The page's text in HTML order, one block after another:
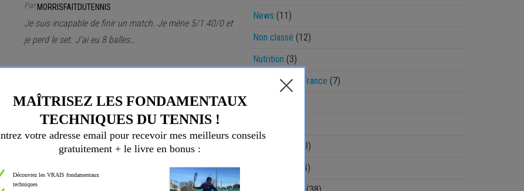
ParMORRISFAITDUTENNIS
Je suis incapable de finir un match. Je mène 5/1 40/0 et
je perd le set. J’ai eu 8 balles…
Comment progresser
techniquement ? (VIDÉO)
MORRISFAITDUTENNIS
progresser techniquement ? Je vous apporte 2 clefs dans
News (11)
Non classé (12)
Nutrition (3)
Open Sud de France (7)
(13)
(14)